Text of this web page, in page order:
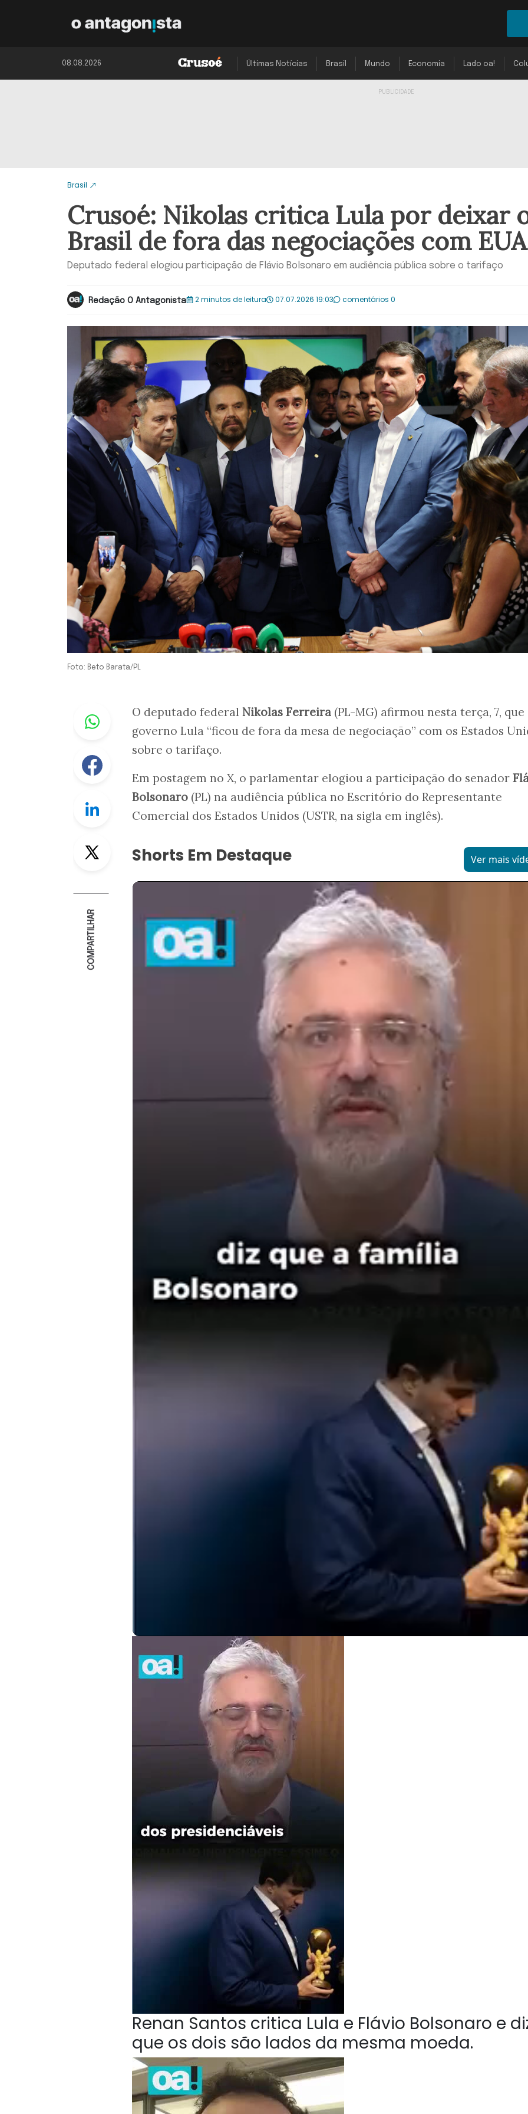
08.08.2026 Últimas Notícias Brasil Mundo Economia Lado oa!
Brasil
Crusoé: Nikolas critica Lula por deixar
Brasil de fora das negociações com EUA
Deputado federal elogiou participação de Flávio Bolsonaro em audiência pública sobre o tarifaço
Redação O Antagonista 2 minutos de leitura 07.07.2026 19:03 comentários 0
Foto: Beto Barata/PL
Whastapp
Facebook
Linkedin
COMPARTILHAR
O deputado federal Nikolas Ferreira (PL-MG) afirmou nesta terça, 7, que
governo Lula “ficou de fora da mesa de negociação” com os Estados
sobre o tarifaço.
Em postagem no X, o parlamentar elogiou a participação do senador
Bolsonaro (PL) na audiência pública no Escritório do Representante
Comercial dos Estados Unidos (USTR, na sigla em inglês).
Shorts Em Destaque Ver mais
Renan Santos critica Lula e Flávio Bolsonaro e
que os dois são lados da mesma moeda.